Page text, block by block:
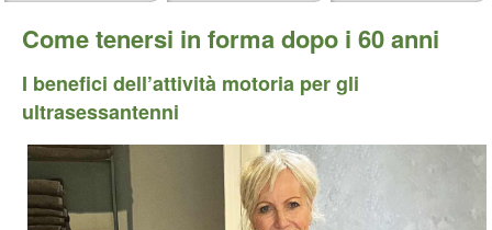
Come tenersi in forma dopo i 60 anni
I benefici dell’attività motoria per gli
ultrasessantenni